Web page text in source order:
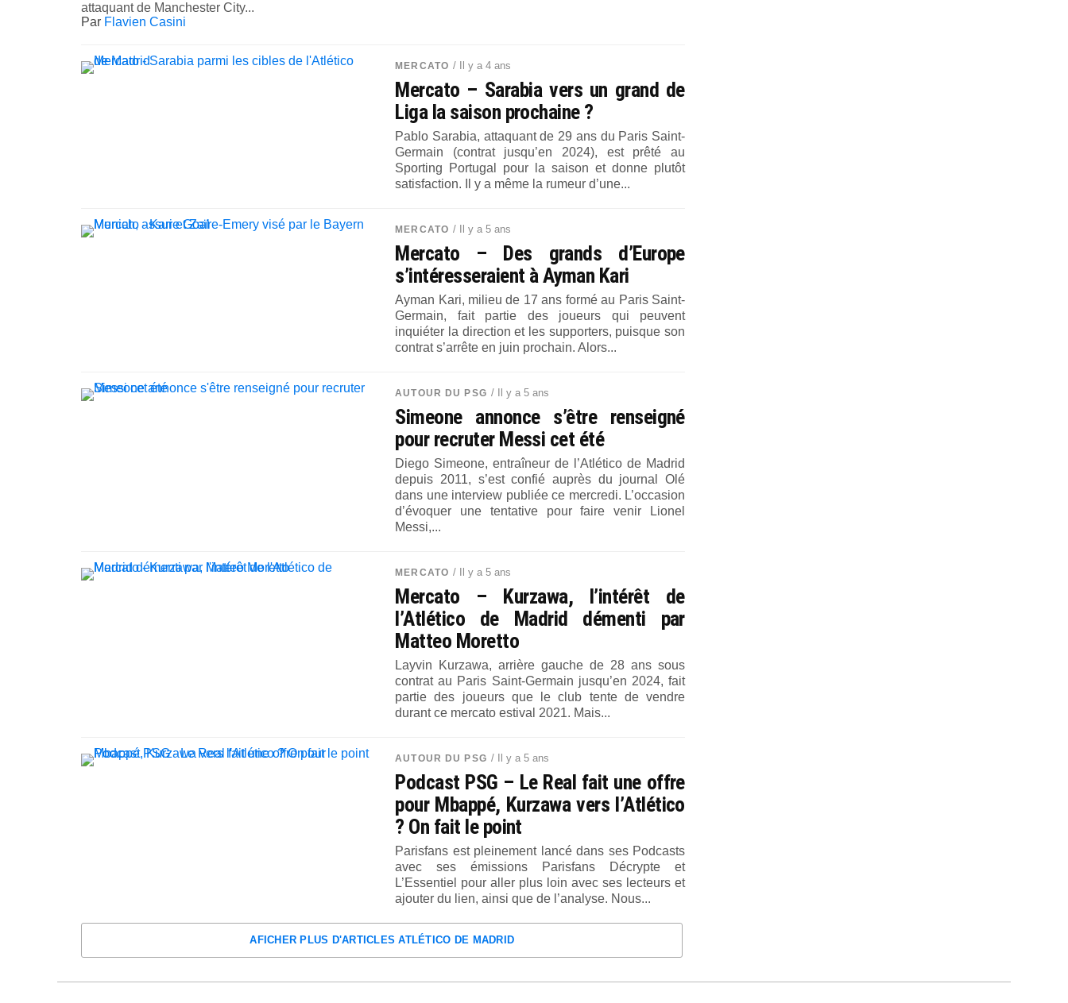
attaquant de Manchester City...
Par Flavien Casini
MERCATO / Il y a 4 ans
Mercato – Sarabia vers un grand de
Liga la saison prochaine ?
Pablo Sarabia, attaquant de 29 ans du Paris Saint-
Germain (contrat jusqu’en 2024), est prêté au
Sporting Portugal pour la saison et donne plutôt
satisfaction. Il y a même la rumeur d’une...
MERCATO / Il y a 5 ans
Mercato – Des grands d’Europe
s’intéresseraient à Ayman Kari
Ayman Kari, milieu de 17 ans formé au Paris Saint-
Germain, fait partie des joueurs qui peuvent
inquiéter la direction et les supporters, puisque son
contrat s’arrête en juin prochain. Alors...
AUTOUR DU PSG / Il y a 5 ans
Simeone annonce s’être renseigné
pour recruter Messi cet été
Diego Simeone, entraîneur de l’Atlético de Madrid
depuis 2011, s’est confié auprès du journal Olé
dans une interview publiée ce mercredi. L’occasion
d’évoquer une tentative pour faire venir Lionel
Messi,...
MERCATO / Il y a 5 ans
Mercato – Kurzawa, l’intérêt de
l’Atlético de Madrid démenti par
Matteo Moretto
Layvin Kurzawa, arrière gauche de 28 ans sous
contrat au Paris Saint-Germain jusqu’en 2024, fait
partie des joueurs que le club tente de vendre
durant ce mercato estival 2021. Mais...
AUTOUR DU PSG / Il y a 5 ans
Podcast PSG – Le Real fait une offre
pour Mbappé, Kurzawa vers l’Atlético
? On fait le point
Parisfans est pleinement lancé dans ses Podcasts
avec ses émissions Parisfans Décrypte et
L’Essentiel pour aller plus loin avec ses lecteurs et
ajouter du lien, ainsi que de l’analyse. Nous...
AFICHER PLUS D'ARTICLES ATLÉTICO DE MADRID